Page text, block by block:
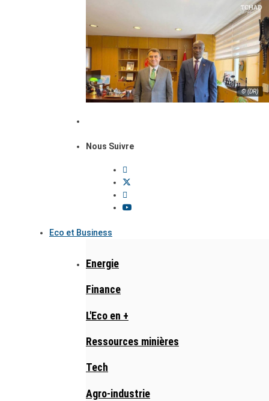
© (DR)
Nous Suivre
Eco et Business
Energie
Finance
L'Eco en +
Ressources minières
Tech
Agro-industrie